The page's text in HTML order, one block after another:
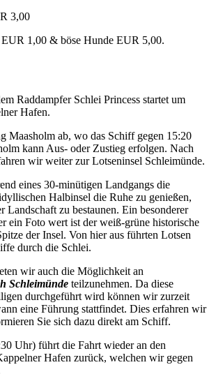
3,00
1,00 & böse Hunde EUR 5,00.
Raddampfer Schlei Princess startet um
Hafen.
Maasholm ab, wo das Schiff gegen 15:20
kann Aus- oder Zustieg erfolgen. Nach
wir weiter zur Lotseninsel Schleimünde.
eines 30-minütigen Landgangs die
Halbinsel die Ruhe zu genießen,
Landschaft zu bestaunen. Ein besonderer
ein Foto wert ist der weiß-grüne historische
der Insel. Von hier aus führten Lotsen
durch die Schlei.
wir auch die Möglichkeit an
Schleimünde teilzunehmen. Da diese
durchgeführt wird können wir zurzeit
eine Führung stattfindet. Dies erfahren wir
Sie sich dazu direkt am Schiff.
Uhr) führt die Fahrt wieder an den
Hafen zurück, welchen wir gegen